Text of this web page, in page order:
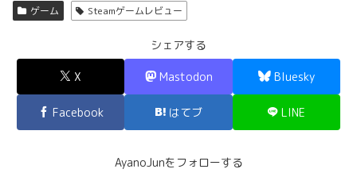
ゲーム Steamゲームレビュー
シェアする
X Mastodon Bluesky
Facebook はてブ LINE
AyanoJunをフォローする